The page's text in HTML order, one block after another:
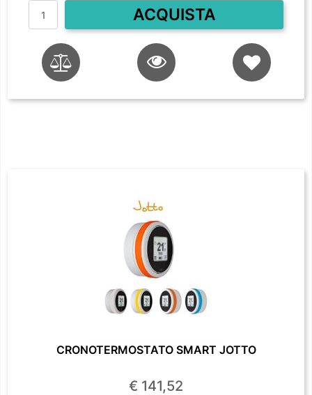
Quantità
ACQUISTA
CRONOTERMOSTATO SMART JOTTO
€ 141,52